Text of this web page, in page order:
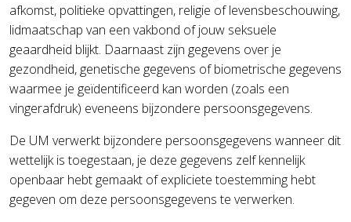
afkomst, politieke opvattingen, religie of levensbeschouwing,
lidmaatschap van een vakbond of jouw seksuele
geaardheid blijkt. Daarnaast zijn gegevens over je
gezondheid, genetische gegevens of biometrische gegevens
waarmee je geïdentificeerd kan worden (zoals een
vingerafdruk) eveneens bijzondere persoonsgegevens.
De UM verwerkt bijzondere persoonsgegevens wanneer dit
wettelijk is toegestaan, je deze gegevens zelf kennelijk
openbaar hebt gemaakt of expliciete toestemming hebt
gegeven om deze persoonsgegevens te verwerken.